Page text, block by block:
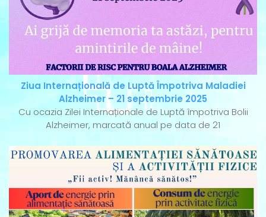
Ziua Internațională de Luptă Împotriva Maladiei
Alzheimer – 21 septembrie 2025
Cu ocazia Zilei Internaționale de Luptă împotriva Bolii
Alzheimer, marcată anual pe data de 21